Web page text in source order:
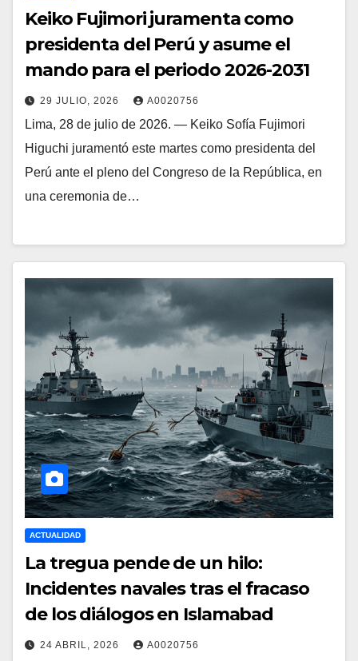
Keiko Fujimori juramenta como
presidenta del Perú y asume el
mando para el periodo 2026-2031
29 JULIO, 2026 A0020756
Lima, 28 de julio de 2026. — Keiko Sofía Fujimori
Higuchi juramentó este martes como presidenta del
Perú ante el pleno del Congreso de la República, en
una ceremonia de…
ACTUALIDAD
La tregua pende de un hilo:
Incidentes navales tras el fracaso
de los diálogos en Islamabad
24 ABRIL, 2026 A0020756